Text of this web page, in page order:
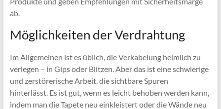
ab.
Möglichkeiten der Verdrahtung
Im Allgemeinen ist es üblich, die Verkabelung heimlich zu
verlegen – in Gips oder Blitzen. Aber das ist eine schwierige
und zerstörerische Arbeit, die sichtbare Spuren
hinterlässt. Es ist gut, wenn es leicht behoben werden kann,
indem man die Tapete neu einkleistert oder die Wände neu